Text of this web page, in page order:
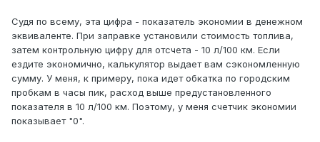
Судя по всему, эта цифра - показатель экономии в денежном
эквиваленте. При заправке установили стоимость топлива,
затем контрольную цифру для отсчета - 10 л/100 км. Если
ездите экономично, калькулятор выдает вам сэкономленную
сумму. У меня, к примеру, пока идет обкатка по городским
пробкам в часы пик, расход выше предустановленного
показателя в 10 л/100 км. Поэтому, у меня счетчик экономии
показывает "0".